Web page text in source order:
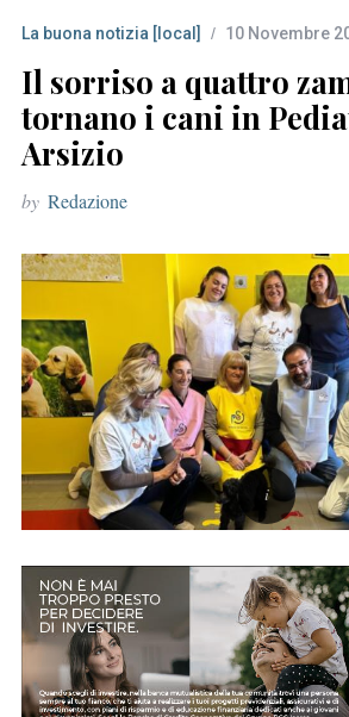
r
c
h
r
La buona notizia [local] 10 Novembre
Il sorriso a quattro
tornano i cani in
Arsizio
by Redazione